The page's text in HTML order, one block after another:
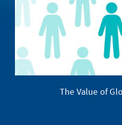
The Value of